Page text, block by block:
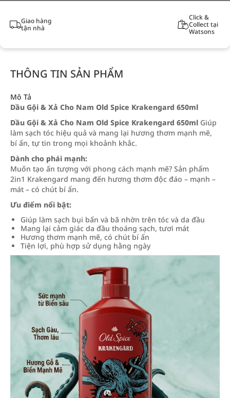
Giao hàng
tận nhà
Click &
Collect tại
Watsons
THÔNG TIN SẢN PHẨM
Mô Tả
Dầu Gội & Xả Cho Nam Old Spice Krakengard 650ml
Dầu Gội & Xả Cho Nam Old Spice Krakengard 650ml Giúp
làm sạch tóc hiệu quả và mang lại hương thơm mạnh mẽ,
bí ẩn, tự tin trong mọi khoảnh khắc.
Dành cho phái mạnh:
Muốn tạo ấn tượng với phong cách mạnh mẽ? Sản phẩm
2in1 Krakengard mang đến hương thơm độc đáo – mạnh –
mát – có chút bí ẩn.
Ưu điểm nổi bật:
Giúp làm sạch bụi bẩn và bã nhờn trên tóc và da đầu
Mang lại cảm giác da đầu thoáng sạch, tươi mát
Hương thơm mạnh mẽ, có chút bí ẩn
Tiện lợi, phù hợp sử dụng hằng ngày